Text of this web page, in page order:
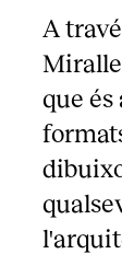
A
que és